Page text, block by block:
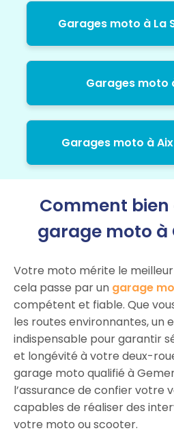
Garages moto à La
Garages moto
Garages moto à
Comment bien
garage moto à
Votre moto mérite le
cela passe par un garage
compétent et fiable. Que
les routes environnantes, un
indispensable pour garantir
et longévité à votre deux-
garage moto qualifié à
l’assurance de confier votre
capables de réaliser des
votre moto ou scooter.